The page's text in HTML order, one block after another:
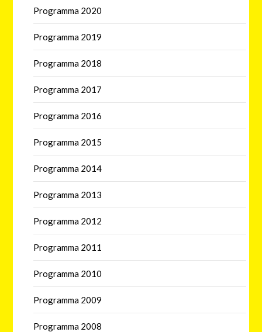
Programma 2020
Programma 2019
Programma 2018
Programma 2017
Programma 2016
Programma 2015
Programma 2014
Programma 2013
Programma 2012
Programma 2011
Programma 2010
Programma 2009
Programma 2008